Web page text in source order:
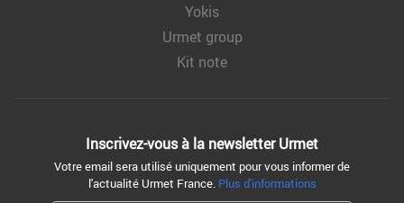
Yokis
Urmet group
Kit note
Inscrivez-vous à la newsletter Urmet
Votre email sera utilisé uniquement pour vous informer de
l'actualité Urmet France. Plus d'informations